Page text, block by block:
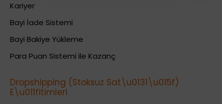
Kariyer
Bayi İade Sistemi
Bayi Bakiye Yükleme
Para Puan Sistemi ile Kazanç
Dropshipping (Stoksuz Sat\u0131\u015f)
E\u011fitimleri